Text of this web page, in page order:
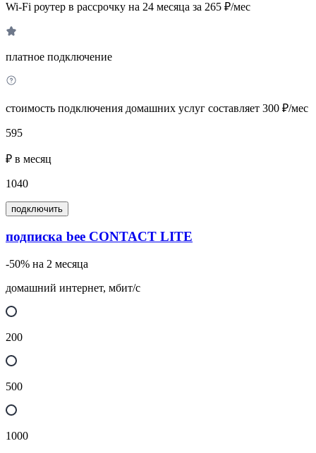
Wi-Fi роутер в рассрочку на 24 месяца за 265 ₽/мес
платное подключение
стоимость подключения домашних услуг составляет 300 ₽/мес
595
₽ в месяц
1040
подключить
подписка bee CONTACT LITE
-50% на 2 месяца
домашний интернет, мбит/с
200
500
1000